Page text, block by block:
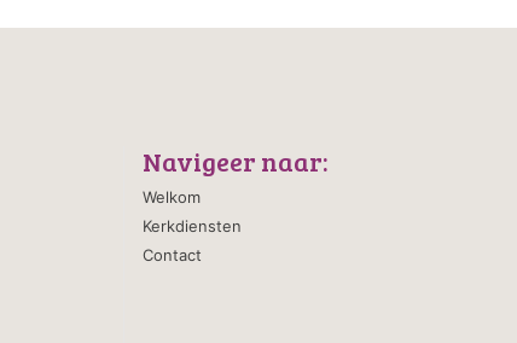
Navigeer naar:
Welkom
Kerkdiensten
Contact